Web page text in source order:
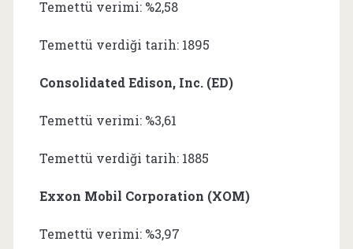
Temettü verimi: %2,58
Temettü verdiği tarih: 1895
Consolidated Edison, Inc. (ED)
Temettü verimi: %3,61
Temettü verdiği tarih: 1885
Exxon Mobil Corporation (XOM)
Temettü verimi: %3,97